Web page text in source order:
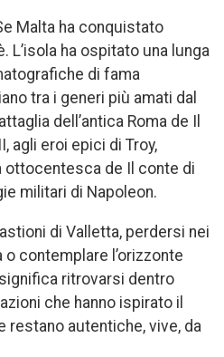
Malta ha conquistato
L’isola ha ospitato una lunga
di fama
tra i generi più amati dal
dell’antica Roma de Il
agli eroi epici di Troy,
ottocentesca de Il conte di
militari di Napoleon.
di Valletta, perdersi nei
contemplare l’orizzonte
ritrovarsi dentro
che hanno ispirato il
restano autentiche, vive, da